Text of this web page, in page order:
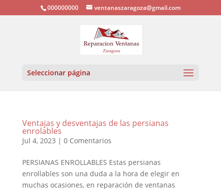
000000000 ventanaszaragoza@gmail.com
Seleccionar página
Ventajas y desventajas de las persianas
enrolables
Jul 4, 2023 | 0 Comentarios
PERSIANAS ENROLLABLES Estas persianas
enrollables son una duda a la hora de elegir en
muchas ocasiones, en reparación de ventanas